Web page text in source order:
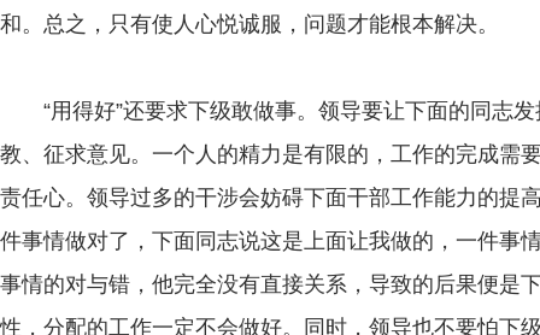
和。总之，只有使人心悦诚服，问题才能根本解决。
“用得好”还要求下级敢做事。领导要让下面的同志发
教、征求意见。一个人的精力是有限的，工作的完成需
责任心。领导过多的干涉会妨碍下面干部工作能力的提
件事情做对了，下面同志说这是上面让我做的，一件事
事情的对与错，他完全没有直接关系，导致的后果便是
性，分配的工作一定不会做好。同时，领导也不要怕下